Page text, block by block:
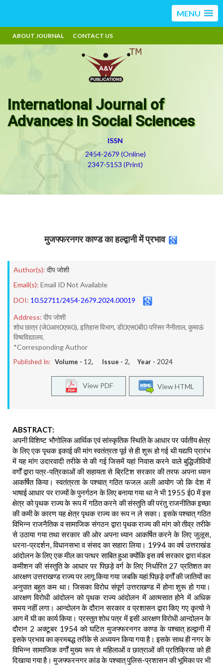
MENU
ABOUT JOURNAL CONTACT US
International Journal of
Advances in Social Sciences
ISSN
2454-2679 (Online)
2347-5153 (Print)
मुजफ्फरनगर काण्ड का हल्द्वानी में प्रभाव
Author(s): दीप जोशी
Email(s): Email ID Not Available
DOI: 10.52711/2454-2679.2024.00019
Address: दीप जोशी
शोध छात्र (जे0आर0एफ0), इतिहास विभाग, डी0एस0बी0 परिसर नैनीताल, कुमाऊं
विष्वविद्यालय.
*Corresponding Author
Published In: Volume - 12, Issue - 2, Year - 2024
View HTML
View PDF
ABSTRACT:
अपनी विशिष्ट भौगोलिक आर्थिक एवं सांस्कृतिक स्थिति के आधार पर पर्वतीय क्षेत्र
के लिए एक पृथक इकाई की मांग स्वतंत्रता पूर्व से ही शुरू हो गई थी यद्यपि प्रारंभ
में यह मांग उदारवादी तरीके से की गई जिसमें यहां निवास करने वाले बुद्धिजीवियों
वर्गों द्वारा पत्र-पत्रिकाओं की सहायता से ब्रिटिश सरकार की तरफ अपना ध्यान
आकर्षित किया। स्वतंत्रता के पश्चात् गठित फजल अली आयोग जो कि देश में
भाषाई आधार पर राज्यों के पुनर्गठन के लिए बनाया गया था ने भी 1955 ई0 में इस
क्षेत्र को पृथक राज्य के रूप में गठित करने की संस्तुति की परंतु राजनीतिक इच्छा
की कमी के कारण यह क्षेत्र पृथक राज्य का रूप न ले सका। इसके पश्चात् गठित
विभिन्न राजनैतिक व सामाजिक संगठन द्वारा पृथक राज्य की मांग को तीव्र तरीके
से उठाया गया तथा सरकार की ओर अपना ध्यान आकर्षित करने के लिए जुलूस,
धरना-प्रदर्शन, विधानसभा व संसद का सहारा लिया। 1994 का वर्ष उत्तराखंड
आंदोलन के लिए एक मील का पत्थर साबित हुआ क्योंकि इस वर्ष सरकार द्वारा मंडल
कमीशन की संस्तुति के आधार पर पिछड़े वर्ग के लिए निर्धारित 27 प्रतिशत का
आरक्षण उत्तराखण्ड राज्य पर लागू किया गया जबकि यहां पिछड़े वर्गों की जातियों का
अनुपात बहुत कम था। जिसका विरोध संपूर्ण उत्तराखण्ड में होना शुरू हो गया।
आरक्षण विरोधी आंदोलन को पृथक राज्य आंदोलन में आत्मसात होने में अधिक
समय नहीं लगा। आन्दोलन के दौरान सरकार व प्रशासन द्वारा किए गए कृत्यो ने
आग में घी का कार्य किया। प्रस्तुत शोध पत्र में इसी आरक्षण विरोधी आन्दोलन के
दौरान 2 अक्टूबर 1954 को घटित मुजफ्फरनगर काण्ड के पश्चात् हल्द्वानी में
इसके प्रभाव का क्रमबद्ध तरीके से अध्ययन किया गया है। इसके साथ ही नगर के
विभिन्न सामाजिक वर्गों मुख्य रूप से महिलाओं व छात्राओं की प्रतिक्रिया को ही
दिखाया गया है। मुजफ्फरनगर कांड के पश्चात् पुलिस-प्रशासन की भूमिका पर भी